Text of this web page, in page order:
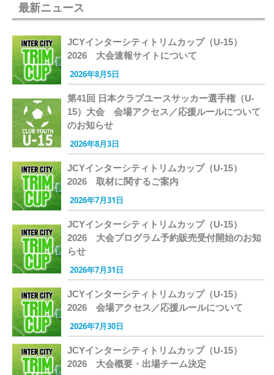
最新ニュース
JCYインターシティトリムカップ（U-15）
2026 大会速報サイトについて
2026年8月5日
第41回 日本クラブユースサッカー選手権（U-
15）大会 会場アクセス／応援ルールについて
のお知らせ
2026年8月3日
JCYインターシティトリムカップ（U-15）
2026 取材に関するご案内
2026年7月31日
JCYインターシティトリムカップ（U-15）
2026 大会プログラム予約販売受付開始のお知
らせ
2026年7月31日
JCYインターシティトリムカップ（U-15）
2026 会場アクセス／応援ルールについて
2026年7月30日
JCYインターシティトリムカップ（U-15）
2026 大会概要・出場チーム決定